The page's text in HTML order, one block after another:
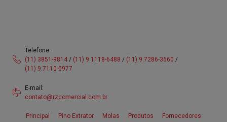
Telefone:
(11) 3851-9814 / (11) 9.1118-6488 / (11) 9.7286-3660 /
(11) 9.7110-0977
E-mail:
contato@rzcomercial.com.br
Principal Pino Extrator Molas Produtos
Fornecedores